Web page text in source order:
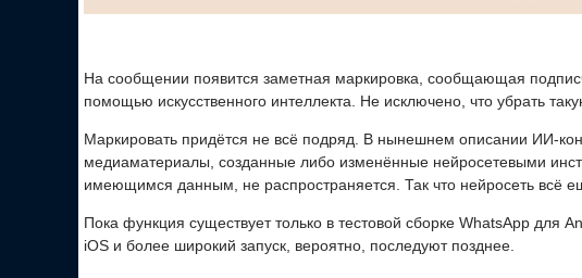
На сообщении появится заметная маркировка, сообщающая
помощью искусственного интеллекта. Не исключено, что убрать
Маркировать придётся не всё подряд. В нынешнем описании ИИ-
медиаматериалы, созданные либо изменённые нейросетевыми
имеющимся данным, не распространяется. Так что нейросеть всё
Пока функция существует только в тестовой сборке WhatsApp для
iOS и более широкий запуск, вероятно, последуют позднее.